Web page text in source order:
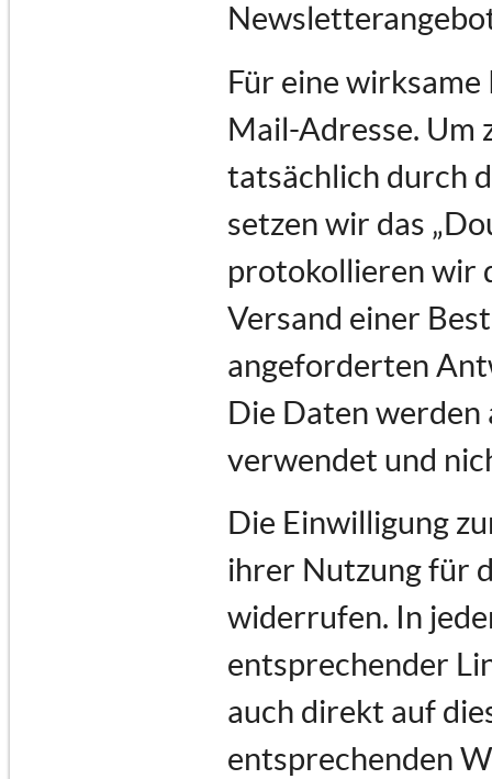
Für eine
Mail-Adresse. Um
tatsächlich durch
setzen wir das
protokollieren wir
Versand einer
angeforderten
Die Daten
verwendet und
Die Einwilligung
ihrer Nutzung für
widerrufen. In
entsprechender
auch direkt auf
entsprechenden